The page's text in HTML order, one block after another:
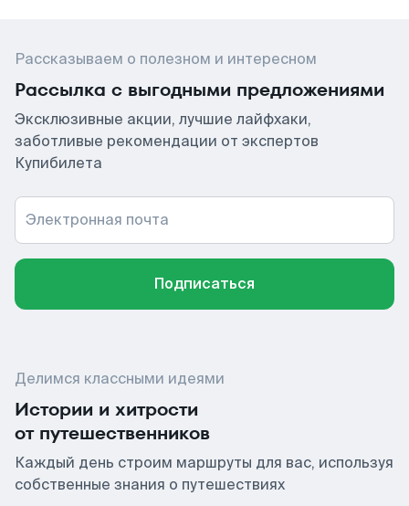
Рассказываем о полезном и интересном
Рассылка с выгодными предложениями
Эксклюзивные акции, лучшие лайфхаки,
заботливые рекомендации от экспертов
Купибилета
Электронная почта
Подписаться
Делимся классными идеями
Истории и хитрости
от путешественников
Каждый день строим маршруты для вас, используя
собственные знания о путешествиях